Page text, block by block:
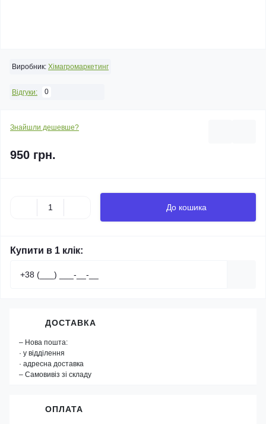
Виробник: Хімагромаркетинг
Відгуки: 0
Знайшли дешевше?
950 грн.
До кошика
Купити в 1 клік:
ДОСТАВКА
– Нова пошта:
· у відділення
· адресна доставка
– Самовивіз зі складу
ОПЛАТА